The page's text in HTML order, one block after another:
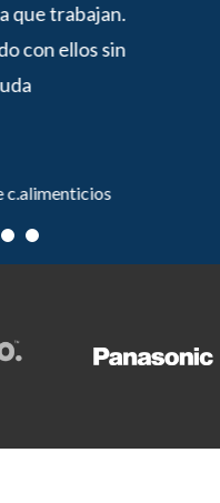
que trabajan.
con ellos sin